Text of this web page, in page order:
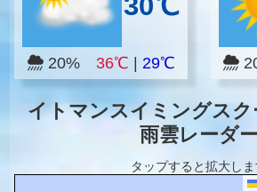
20% 36℃ 29℃
イトマンスイミングスク
雨雲レーダー
タップすると拡大しま